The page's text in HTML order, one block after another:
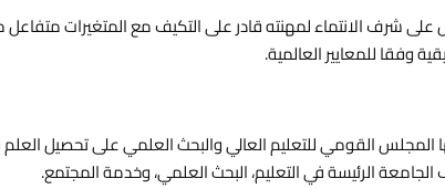
شرف الانتماء لمهنته قادر على التكيف مع المتغيرات
وفقا للمعايير العالمية.
المجلس القومي للتعليم العالي والبحث العلمي على تحصيل
الرئيسة في التعليم، البحث العلمي، وخدمة المجتمع.